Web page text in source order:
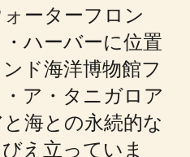
ーターフロン
ハーバーに位置
ド海洋博物館フ
ア・タニガロア
海との永続的な
え立っていま